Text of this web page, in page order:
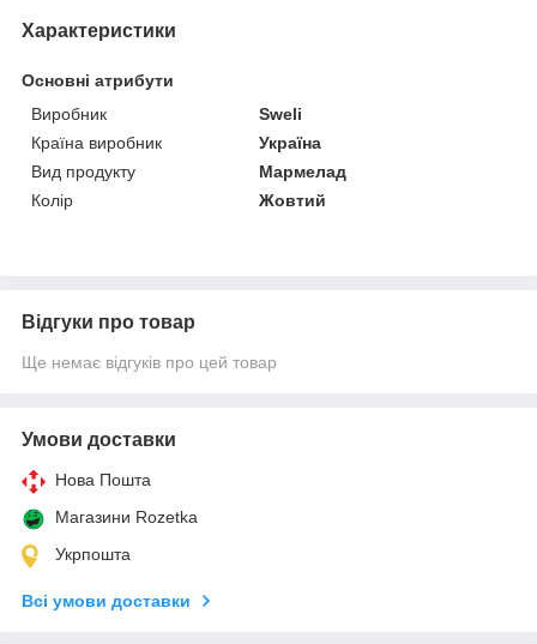
Характеристики
Основні атрибути
Виробник
Sweli
Країна виробник
Україна
Вид продукту
Мармелад
Колір
Жовтий
Відгуки про товар
Ще немає відгуків про цей товар
Умови доставки
Нова Пошта
Магазини Rozetka
Укрпошта
Всі умови доставки